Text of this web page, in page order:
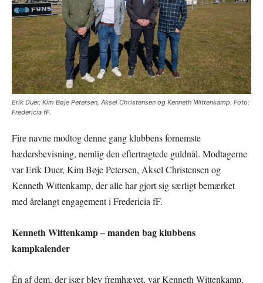
Erik Duer, Kim Bøje Petersen, Aksel Christensen og Kenneth Wittenkamp. Foto:
Fredericia fF.
Fire navne modtog denne gang klubbens fornemste
hædersbevisning, nemlig den eftertragtede guldnål. Modtagerne
var Erik Duer, Kim Bøje Petersen, Aksel Christensen og
Kenneth Wittenkamp, der alle har gjort sig særligt bemærket
med årelangt engagement i Fredericia fF.
Kenneth Wittenkamp – manden bag klubbens
kampkalender
Én af dem, der især blev fremhævet, var Kenneth Wittenkamp,